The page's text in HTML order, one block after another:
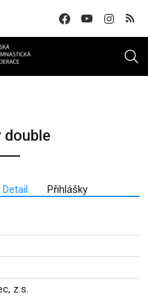
double
Detail Přihlášky
z.s.